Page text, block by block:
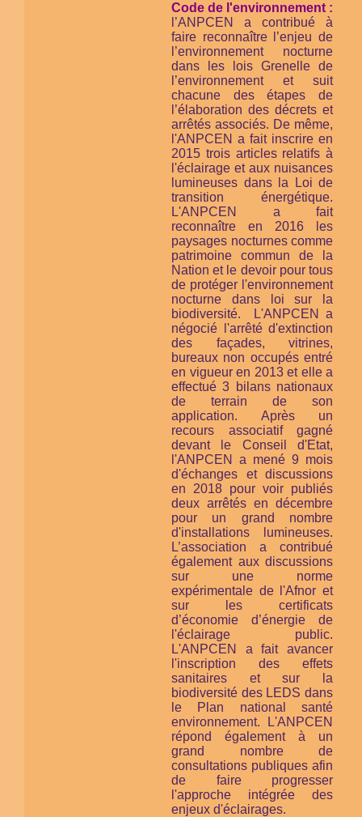
Code de l'environnement :
l’ANPCEN a contribué à
faire reconnaître l’enjeu de
l’environnement nocturne
dans les lois Grenelle de
l’environnement et suit
chacune des étapes de
l’élaboration des décrets et
arrêtés associés. De même,
l'ANPCEN a fait inscrire en
2015 trois articles relatifs à
l'éclairage et aux nuisances
lumineuses dans la Loi de
transition énergétique.
L'ANPCEN a fait
reconnaître en 2016 les
paysages nocturnes comme
patrimoine commun de la
Nation et le devoir pour tous
de protéger l'environnement
nocturne dans loi sur la
biodiversité.
L'ANPCEN a
négocié l'arrêté d'extinction
des façades, vitrines,
bureaux non occupés entré
en vigueur en 2013 et elle a
effectué 3 bilans nationaux
de terrain de son
application. Après un
recours associatif gagné
devant le Conseil d'Etat,
l'ANPCEN a mené 9 mois
d'échanges et discussions
en 2018 pour voir publiés
deux arrêtés en décembre
pour un grand nombre
d'installations lumineuses.
L’association a contribué
également aux discussions
sur une norme
expérimentale de l'Afnor et
sur les certificats
d’économie d’énergie de
l'éclairage public.
L'ANPCEN a fait avancer
l'inscription des effets
sanitaires et sur la
biodiversité des LEDS dans
le Plan national santé
environnement. L'ANPCEN
répond également à un
grand nombre de
consultations publiques afin
de faire progresser
l'approche intégrée des
enjeux d'éclairages.